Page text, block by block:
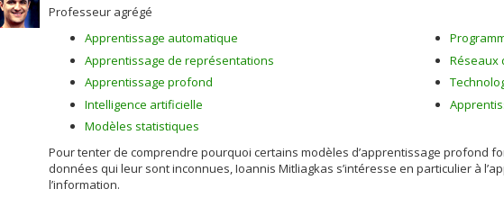
Traitement automatique des langues naturelles
Traduction automatique
Apprentissage statistique et analogique
Alignement de séquences
Outils d'aide à la traduction
Professeur agrégé
Apprentissage automatique
Apprentissage de représentations
Apprentissage profond
Intelligence artificielle
Modèles statistiques
Réseaux
Pour tenter de comprendre pourquoi certains modèles d’apprentissage profond
données qui leur sont inconnues, Ioannis Mitliagkas s’intéresse en particulier à
l’information.